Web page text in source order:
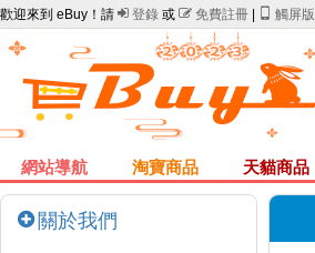
歡迎來到 eBuy！請  登錄 或  免費註冊 觸屏版
網站導航 淘寶商品 天貓商品
關於我們